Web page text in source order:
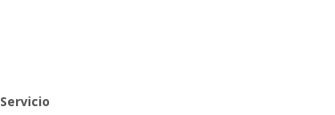
Servicio